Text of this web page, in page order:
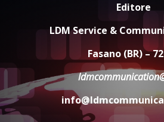
Carta d’identità:
di aperture
Comune di
6 Agosto 2026
Grazia Neglia,
cittadina di
pronta a tornare
comunale
Editore
LDM Service &
Fasano (BR) –